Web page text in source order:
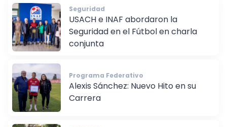
Seguridad
USACH e INAF abordaron la
Seguridad en el Fútbol en charla
conjunta
Programa Federativo
Alexis Sánchez: Nuevo Hito en su